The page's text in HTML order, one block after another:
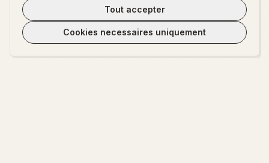
Tout accepter
Cookies necessaires uniquement